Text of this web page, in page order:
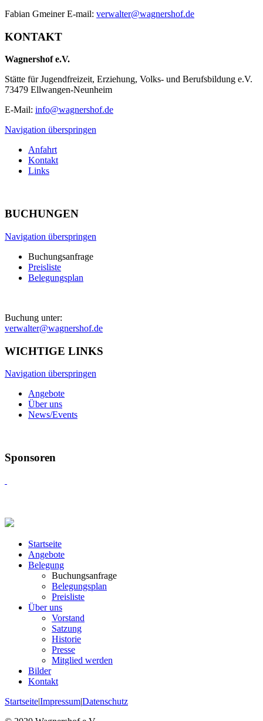
Fabian Gmeiner E-mail: verwalter@wagnershof.de
KONTAKT
Wagnershof e.V.
Stätte für Jugendfreizeit, Erziehung, Volks- und Berufsbildung e.V.
73479 Ellwangen-Neunheim
E-Mail: info@wagnershof.de
Navigation überspringen
Anfahrt
Kontakt
Links
BUCHUNGEN
Navigation überspringen
Buchungsanfrage
Preisliste
Belegungsplan
Buchung unter:
verwalter@wagnershof.de
WICHTIGE LINKS
Navigation überspringen
Angebote
Über uns
News/Events
Sponsoren
Startseite
Angebote
Belegung
Buchungsanfrage
Belegungsplan
Preisliste
Über uns
Vorstand
Satzung
Historie
Presse
Mitglied werden
Bilder
Kontakt
Startseite|Impressum|Datenschutz